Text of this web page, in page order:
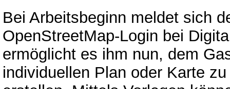
Bei Arbeitsbeginn meldet sich
OpenStreetMap-Login bei
ermöglicht es ihm nun, dem
individuellen Plan oder Karte zu